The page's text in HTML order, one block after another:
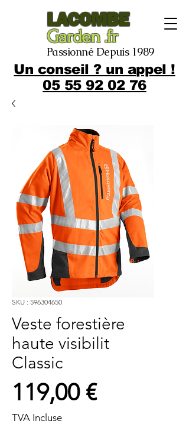
LACOMBE
Garden .fr
Passionné Depuis 1989
Un conseil ? un appel !
05 55 92 02 76
SKU : 596304650
Veste forestière
haute visibilit
Classic
119,00 €Prix
TVA Incluse